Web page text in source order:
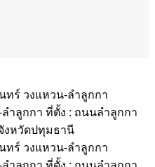
ำลูกกา จังหวั